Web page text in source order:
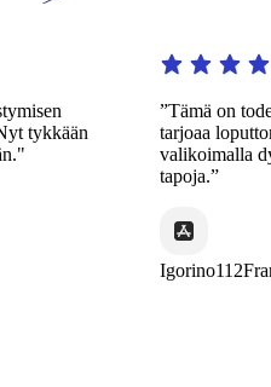
merkittävä sovellus. Se
harjoittelua valtavalla
dynaamisia ja mielenkiintoisia